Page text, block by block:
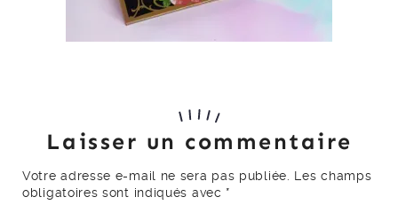
Laisser un commentaire
Votre adresse e-mail ne sera pas publiée.
Les champs
obligatoires sont indiqués avec *